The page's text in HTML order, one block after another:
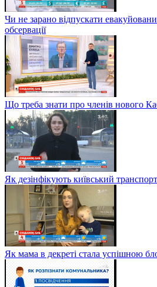
Чи не зарано відпускати
обсервації
Що треба знати про членів нового
Як дезінфікують київський транспорт
Як мама в декреті стала успішною